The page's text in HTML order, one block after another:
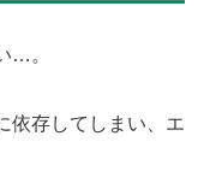
…。
依存してしまい、エ